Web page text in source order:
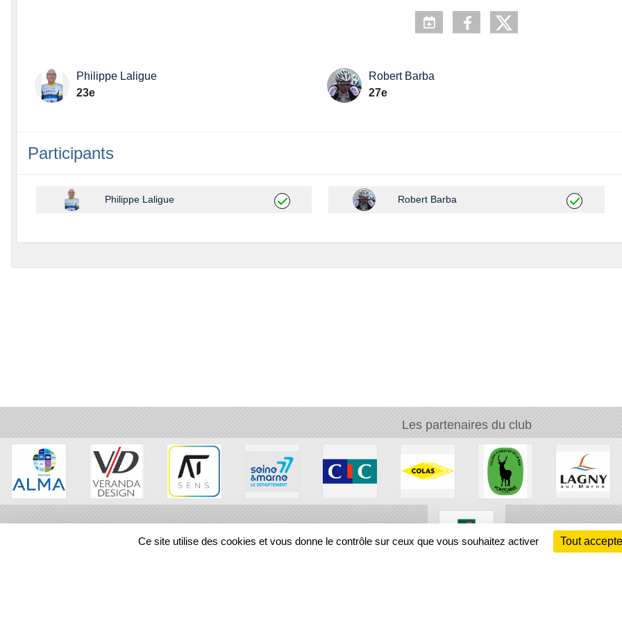
Philippe Laligue
23e
Robert Barba
27e
Participants
Philippe Laligue Robert Barba
Les partenaires du club
Ce site utilise des cookies et vous donne le contrôle sur ceux que vous souhaitez activer Tout